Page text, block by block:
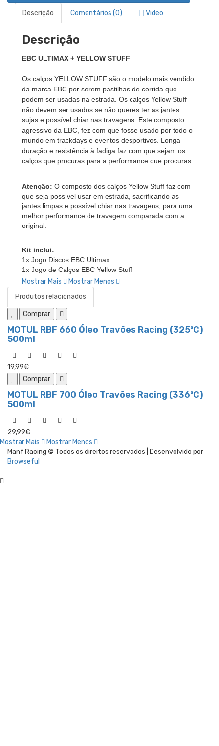
Descrição Comentários (0) Video
Descrição
EBC ULTIMAX + YELLOW STUFF
Os calços YELLOW STUFF são o modelo mais vendido
da marca EBC por serem pastilhas de corrida que
podem ser usadas na estrada. Os calços Yellow Stuff
não devem ser usados se não queres ter as jantes
sujas e possível chiar nas travagens. Este composto
agressivo da EBC, fez com que fosse usado por todo o
mundo em trackdays e eventos desportivos. Longa
duração e resistência à fadiga faz com que sejam os
calços que procuras para a performance que procuras.
Atenção: O composto dos calços Yellow Stuff faz com
que seja possível usar em estrada, sacrificando as
jantes limpas e possível chiar nas travagens, para uma
melhor performance de travagem comparada com a
original.
Kit inclui:
1x Jogo Discos EBC Ultimax
1x Jogo de Calços EBC Yellow Stuff
Mostrar Mais
Mostrar Menos
Produtos relacionados
Comprar
MOTUL RBF 660 Óleo Travões Racing (325ºC)
500ml
19,99€
Comprar
MOTUL RBF 700 Óleo Travões Racing (336ºC)
500ml
29,99€
Mostrar Mais
Mostrar Menos
Manf Racing © Todos os direitos reservados | Desenvolvido por
Browseful